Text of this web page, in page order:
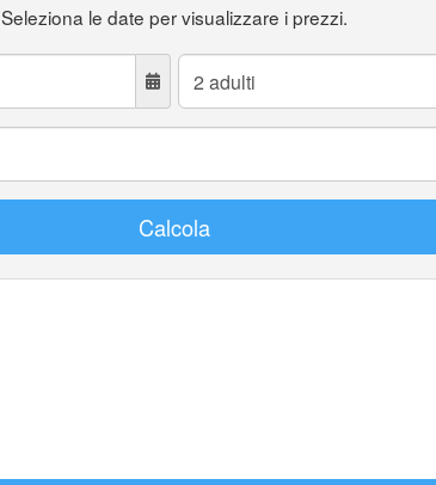
Seleziona le date per visualizzare i prezzi.
Adulti:
Calcola